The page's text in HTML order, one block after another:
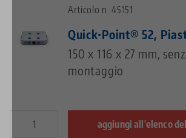
Articolo n. 45151
Quick•Point® 52,
150 x 116 x 27 mm,
montaggio
aggiungi all'elenco